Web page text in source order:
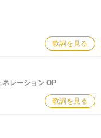
歌詞を見る
レーション OP
歌詞を見る